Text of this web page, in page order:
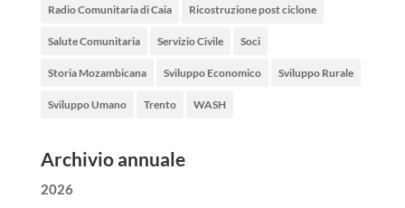
Radio Comunitaria di Caia Ricostruzione post ciclone
Salute Comunitaria Servizio Civile Soci
Storia Mozambicana Sviluppo Economico Sviluppo Rurale
Sviluppo Umano Trento WASH
Archivio annuale
2026